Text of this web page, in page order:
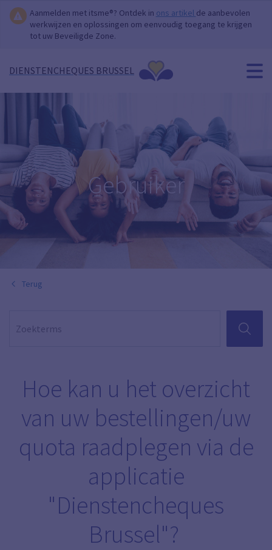
Aanmelden met itsme®? Ontdek in ons artikel de aanbevolen
werkwijzen en oplossingen om eenvoudig toegang te krijgen
tot uw Beveiligde Zone.
DIENSTENCHEQUES BRUSSEL
Gebruiker
Terug
ZOEKEN
Hoe kan u het overzicht
van uw bestellingen/uw
quota raadplegen via de
applicatie
"Dienstencheques
Brussel"?